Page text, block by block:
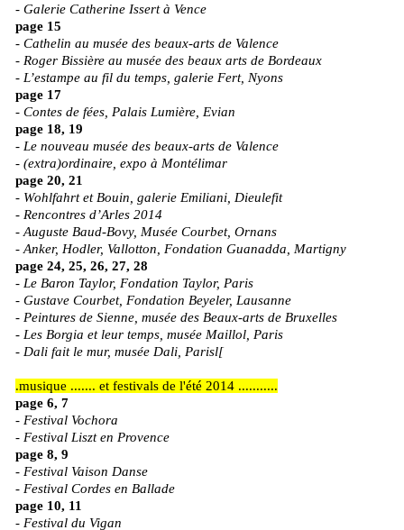
- Galerie Catherine Issert à Vence
page 15
- Cathelin au musée des beaux-arts de Valence
- Roger Bissière au musée des beaux arts de Bordeaux
- L’estampe au fil du temps, galerie Fert, Nyons
page 17
- Contes de fées, Palais Lumière, Evian
page 18, 19
- Le nouveau musée des beaux-arts de Valence
- (extra)ordinaire, expo à Montélimar
page 20, 21
- Wohlfahrt et Bouin, galerie Emiliani, Dieulefit
- Rencontres d’Arles 2014
- Auguste Baud-Bovy, Musée Courbet, Ornans
- Anker, Hodler, Vallotton, Fondation Guanadda, Martigny
page 24, 25, 26, 27, 28
- Le Baron Taylor, Fondation Taylor, Paris
- Gustave Courbet, Fondation Beyeler, Lausanne
- Peintures de Sienne, musée des Beaux-arts de Bruxelles
- Les Borgia et leur temps, musée Maillol, Paris
- Dali fait le mur, musée Dali, Parisl[
.musique ....... et festivals de l'été 2014 ...........
page 6, 7
- Festival Vochora
- Festival Liszt en Provence
page 8, 9
- Festival Vaison Danse
- Festival Cordes en Ballade
page 10, 11
- Festival du Vigan